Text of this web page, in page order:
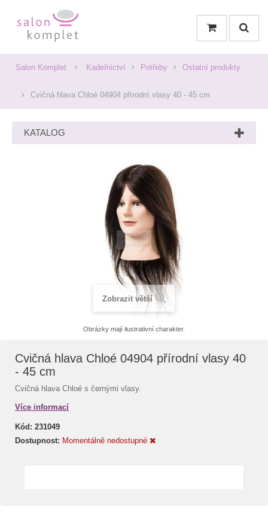
Salon Komplet Kadeřnictví Potřeby Ostatní produkty
Cvičná hlava Chloé 04904 přírodní vlasy 40 - 45 cm
KATALOG
Zobrazit větší
Obrázky mají ilustrativní charakter.
Cvičná hlava Chloé 04904 přírodní vlasy 40
- 45 cm
Cvičná hlava Chloé s černými vlasy.
Více informací
Kód: 231049
Dostupnost: Momentálně nedostupné